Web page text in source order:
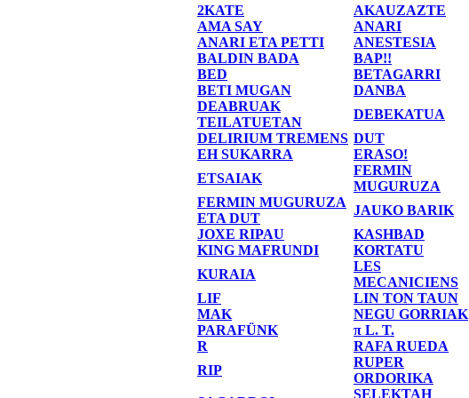
2KATE
AKAUZAZTE
AMA SAY
ANARI
ANARI ETA PETTI
ANESTESIA
BALDIN BADA
BAP!!
BED
BETAGARRI
BETI MUGAN
DANBA
DEABRUAK
TEILATUETAN
DEBEKATUA
DELIRIUM TREMENS DUT
EH SUKARRA
ERASO!
ETSAIAK
FERMIN
MUGURUZA
FERMIN MUGURUZA
ETA DUT
JAUKO BARIK
JOXE RIPAU
KASHBAD
KING MAFRUNDI
KORTATU
KURAIA
LES
MECANICIENS
LIF
LIN TON TAUN
MAK
NEGU GORRIAK
PARAFÜNK
π L. T.
R
RAFA RUEDA
RIP
RUPER
ORDORIKA
SELEKTAH